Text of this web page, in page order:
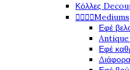
Κόλλες
Mediums
Εφέ
Εφέ